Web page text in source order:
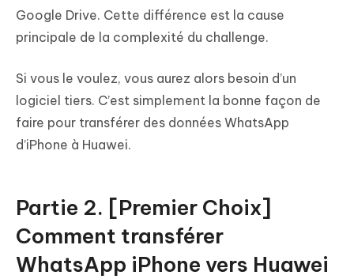
Google Drive. Cette différence est la cause
principale de la complexité du challenge.
Si vous le voulez, vous aurez alors besoin d’un
logiciel tiers. C’est simplement la bonne façon de
faire pour transférer des données WhatsApp
d’iPhone à Huawei.
Partie 2. [Premier Choix]
Comment transférer
WhatsApp iPhone vers Huawei